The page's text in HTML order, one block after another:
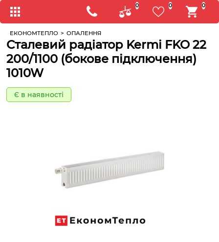
0 0 0
ЕКОНОМТЕПЛО > ОПАЛЕННЯ
Сталевий радіатор Kermi FKO 22
200/1100 (бокове підключення)
1010W
Є в наявності